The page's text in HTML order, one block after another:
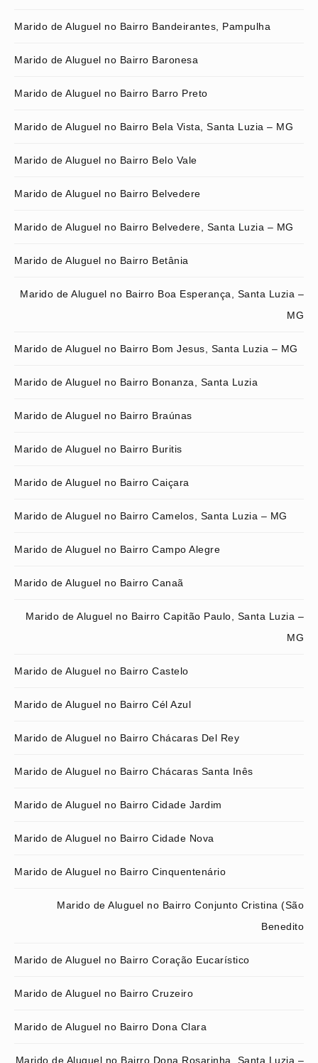
Marido de Aluguel no Bairro Bandeirantes, Pampulha
Marido de Aluguel no Bairro Baronesa
Marido de Aluguel no Bairro Barro Preto
Marido de Aluguel no Bairro Bela Vista, Santa Luzia – MG
Marido de Aluguel no Bairro Belo Vale
Marido de Aluguel no Bairro Belvedere
Marido de Aluguel no Bairro Belvedere, Santa Luzia – MG
Marido de Aluguel no Bairro Betânia
Marido de Aluguel no Bairro Boa Esperança, Santa Luzia –
MG
Marido de Aluguel no Bairro Bom Jesus, Santa Luzia – MG
Marido de Aluguel no Bairro Bonanza, Santa Luzia
Marido de Aluguel no Bairro Braúnas
Marido de Aluguel no Bairro Buritis
Marido de Aluguel no Bairro Caiçara
Marido de Aluguel no Bairro Camelos, Santa Luzia – MG
Marido de Aluguel no Bairro Campo Alegre
Marido de Aluguel no Bairro Canaã
Marido de Aluguel no Bairro Capitão Paulo, Santa Luzia –
MG
Marido de Aluguel no Bairro Castelo
Marido de Aluguel no Bairro Cél Azul
Marido de Aluguel no Bairro Chácaras Del Rey
Marido de Aluguel no Bairro Chácaras Santa Inês
Marido de Aluguel no Bairro Cidade Jardim
Marido de Aluguel no Bairro Cidade Nova
Marido de Aluguel no Bairro Cinquentenário
Marido de Aluguel no Bairro Conjunto Cristina (São
Benedito
Marido de Aluguel no Bairro Coração Eucarístico
Marido de Aluguel no Bairro Cruzeiro
Marido de Aluguel no Bairro Dona Clara
Marido de Aluguel no Bairro Dona Rosarinha, Santa Luzia –